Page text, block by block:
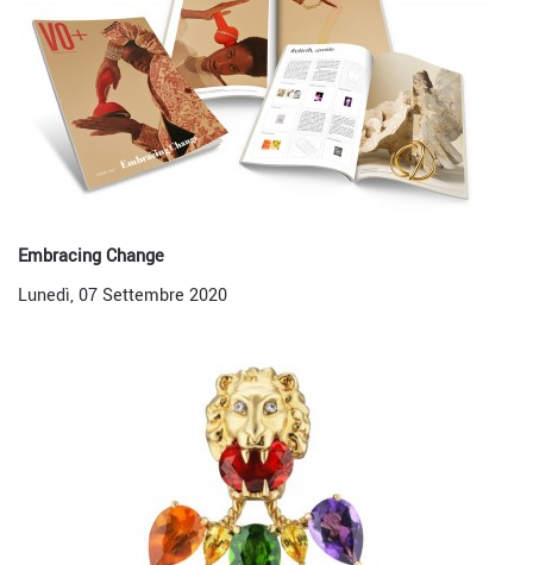
Embracing Change
Lunedì, 07 Settembre 2020